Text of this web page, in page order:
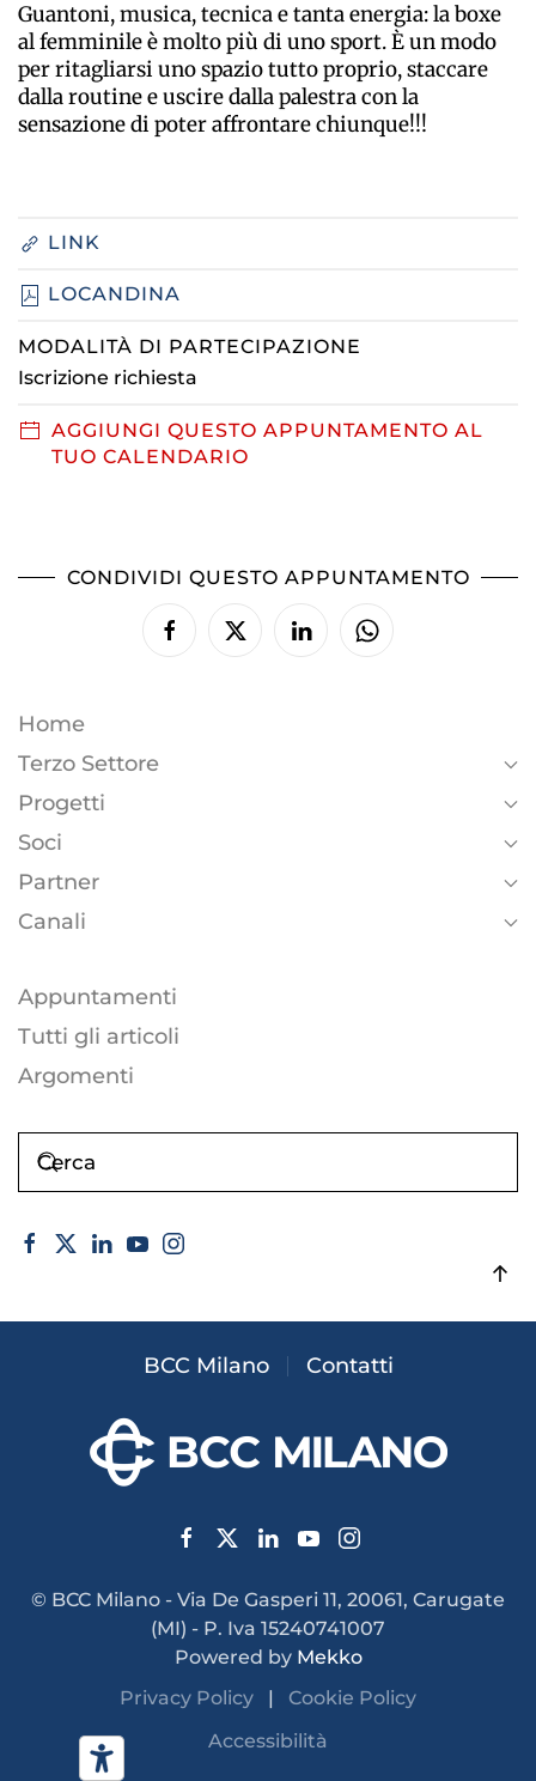
LINK
LOCANDINA
MODALITÀ DI PARTECIPAZIONE
Iscrizione richiesta
AGGIUNGI QUESTO APPUNTAMENTO AL
TUO CALENDARIO
Guantoni, musica, tecnica e tanta energia: la boxe
al femminile è molto più di uno sport. È un modo
per ritagliarsi uno spazio tutto proprio, staccare
dalla routine e uscire dalla palestra con la
sensazione di poter affrontare chiunque!!!
CONDIVIDI QUESTO APPUNTAMENTO
Home
Terzo Settore
Progetti
Soci
Partner
Canali
Appuntamenti
Tutti gli articoli
Argomenti
BCC Milano Contatti
© BCC Milano - Via De Gasperi 11, 20061, Carugate
(MI) - P. Iva 15240741007
Powered by Mekko
Privacy Policy
Cookie Policy
Accessibilità